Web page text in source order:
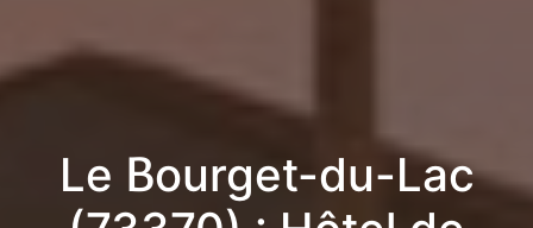
Le Bourget-du-Lac